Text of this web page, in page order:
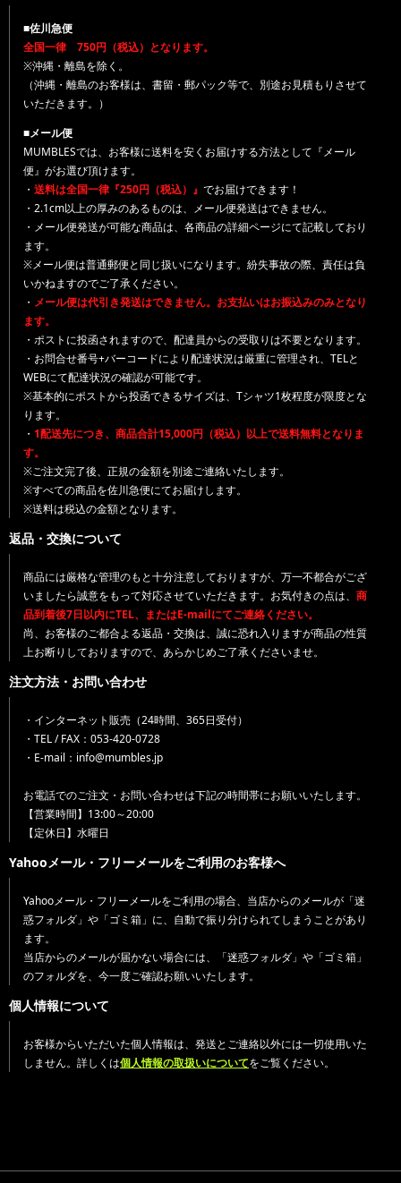
■佐川急便
全国一律 750円（税込）となります。
※沖縄・離島を除く。
（沖縄・離島のお客様は、書留・郵パック等で、別途お見積もりさせて
いただきます。）
■メール便
MUMBLESでは、お客様に送料を安くお届けする方法として『メール
便』がお選び頂けます。
・ 送料は全国一律『250円（税込）』 でお届けできます！
・2.1cm以上の厚みのあるものは、メール便発送はできません。
・メール便発送が可能な商品は、各商品の詳細ページにて記載しており
ます。
※メール便は普通郵便と同じ扱いになります。紛失事故の際、責任は負
いかねますのでご了承ください。
・ メール便は代引き発送はできません。お支払いはお振込みのみとなり
ます。
・ポストに投函されますので、配達員からの受取りは不要となります。
・お問合せ番号+バーコードにより配達状況は厳重に管理され、TELと
WEBにて配達状況の確認が可能です。
※基本的にポストから投函できるサイズは、Tシャツ1枚程度が限度とな
ります。
・ 1配送先につき、商品合計15,000円（税込）以上で送料無料となりま
す。
※ご注文完了後、正規の金額を別途ご連絡いたします。
※すべての商品を佐川急便にてお届けします。
※送料は税込の金額となります。
返品・交換について
商品には厳格な管理のもと十分注意しておりますが、万一不都合がござ
いましたら誠意をもって対応させていただきます。お気付きの点は、 商
品到着後7日以内にTEL、またはE-mailにてご連絡ください。
尚、お客様のご都合よる返品・交換は、誠に恐れ入りますが商品の性質
上お断りしておりますので、あらかじめご了承くださいませ。
注文方法・お問い合わせ
・インターネット販売（24時間、365日受付）
・TEL / FAX：053-420-0728
・E-mail：info@mumbles.jp
お電話でのご注文・お問い合わせは下記の時間帯にお願いいたします。
【営業時間】13:00～20:00
【定休日】水曜日
Yahooメール・フリーメールをご利用のお客様へ
Yahooメール・フリーメールをご利用の場合、当店からのメールが「迷
惑フォルダ」や「ゴミ箱」に、自動で振り分けられてしまうことがあり
ます。
当店からのメールが届かない場合には、「迷惑フォルダ」や「ゴミ箱」
のフォルダを、今一度ご確認お願いいたします。
個人情報について
お客様からいただいた個人情報は、発送とご連絡以外には一切使用いた
しません。詳しくは個人情報の取扱いについてをご覧ください。